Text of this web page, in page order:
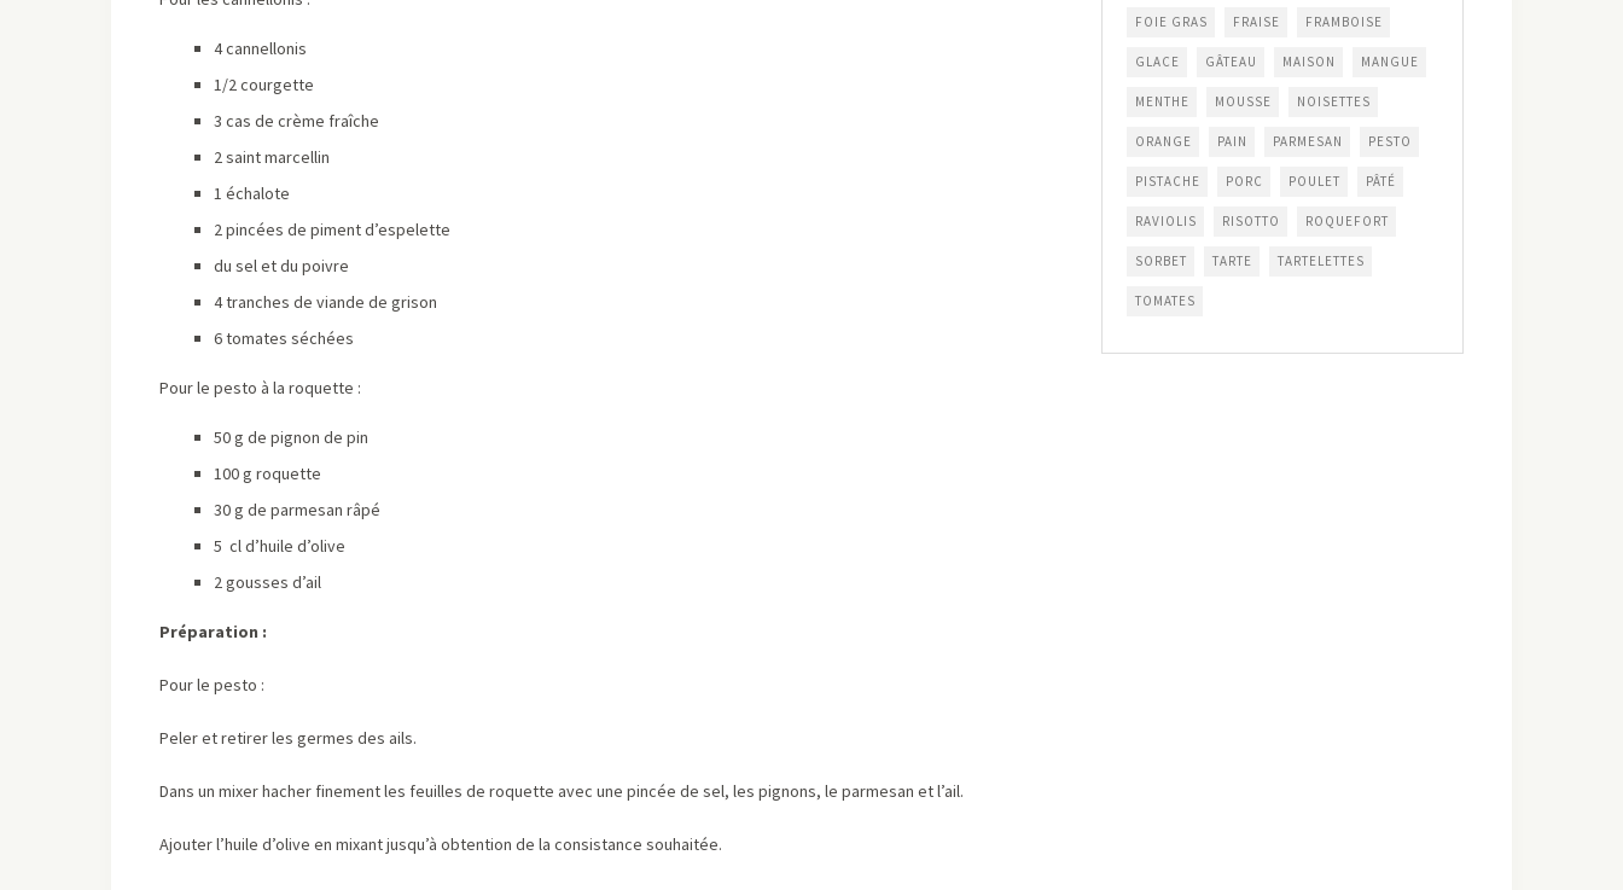
4 cannellonis
1/2 courgette
3 cas de crème fraîche
2 saint marcellin
1 échalote
2 pincées de piment d’espelette
du sel et du poivre
4 tranches de viande de grison
6 tomates séchées
Pour le pesto à la roquette :
50 g de pignon de pin
100 g roquette
30 g de parmesan râpé
5 cl d’huile d’olive
2 gousses d’ail
Préparation :
Pour le pesto :
Peler et retirer les germes des ails.
Dans un mixer hacher finement les feuilles de roquette avec une pincée de sel, les pignons, le parmesan et l’ail.
Ajouter l’huile d’olive en mixant jusqu’à obtention de la consistance souhaitée.
FOIE GRAS FRAISE FRAMBOISE
GLACE GÂTEAU MAISON MANGUE
MENTHE MOUSSE NOISETTES
ORANGE PAIN PARMESAN PESTO
PISTACHE PORC POULET PÂTÉ
RAVIOLIS RISOTTO ROQUEFORT
SORBET TARTE TARTELETTES
TOMATES